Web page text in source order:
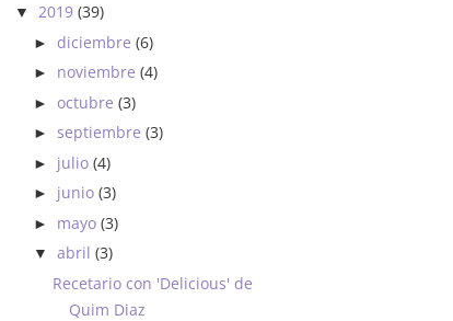
▼ 2019 (39)
► diciembre (6)
► noviembre (4)
► octubre (3)
► septiembre (3)
► julio (4)
► junio (3)
► mayo (3)
▼ abril (3)
Recetario con 'Delicious' de
Quim Diaz